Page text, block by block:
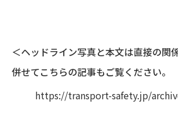
＜ヘッドライン写真と本文は直接の関
併せてこちらの記事もご覧ください。
https://transport-safety.jp/